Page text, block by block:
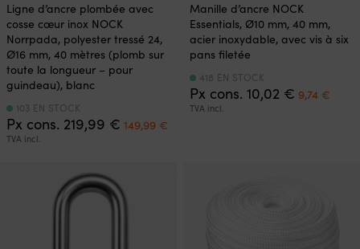
Ligne d’ancre plombée avec
cosse cœur inox NOCK
Norrpada, polyester tressé 24,
Ø16 mm, 40 mètres (plomb sur
toute la longueur – pour
guindeau), blanc
Px cons. 219,99 € Le
prix
149,99 €
TVA incl.
103 EN STOCK
Manille d’ancre NOCK
Essentials, Ø10 mm, 40 mm,
acier inoxydable, avec vis à six
pans filetée
Px cons. 10,02 € Le
prix
9,74 €Le
TVA incl.
418 EN STOCK